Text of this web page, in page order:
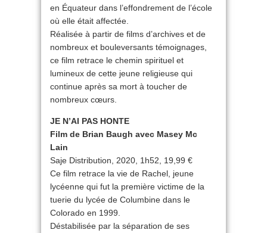
en Équateur dans l’effondrement de l’école
où elle était affectée.
Réalisée à partir de films d’archives et de
nombreux et bouleversants témoignages,
ce film retrace le chemin spirituel et
lumineux de cette jeune religieuse qui
continue après sa mort à toucher de
nombreux cœurs.
JE N’AI PAS HONTE
Film de Brian Baugh avec Masey Mc
Lain
Saje Distribution, 2020, 1h52, 19,99 €
Ce film retrace la vie de Rachel, jeune
lycéenne qui fut la première victime de la
tuerie du lycée de Columbine dans le
Colorado en 1999.
Déstabilisée par la séparation de ses